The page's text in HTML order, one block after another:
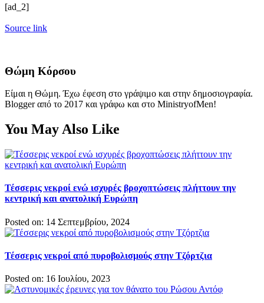
[ad_2]
Source link
Θώμη Κόρσου
Είμαι η Θώμη. Έχω έφεση στο γράψιμο και στην δημοσιογραφία.
Blogger από το 2017 και γράφω και στο MinistryofMen!
You May Also Like
Τέσσερις νεκροί ενώ ισχυρές βροχοπτώσεις πλήττουν την
κεντρική και ανατολική Ευρώπη
Posted on: 14 Σεπτεμβρίου, 2024
Τέσσερις νεκροί από πυροβολισμούς στην Τζόρτζια
Posted on: 16 Ιουλίου, 2023